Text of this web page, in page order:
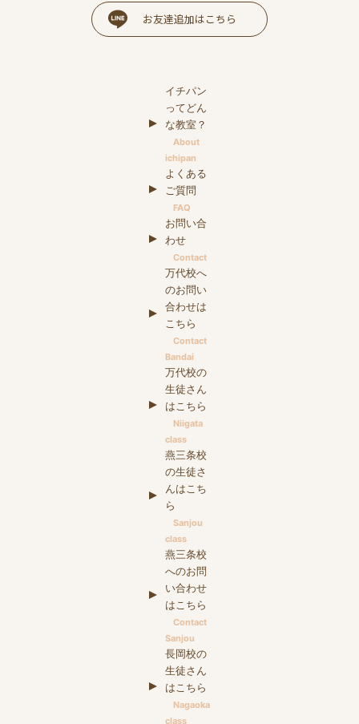
お友達追加はこちら
イチパン
ってどん
な教室？
About
ichipan
よくある
ご質問
FAQ
お問い合
わせ
Contact
万代校へ
のお問い
合わせは
こちら
Contact
Bandai
万代校の
生徒さん
はこちら
Niigata
class
燕三条校
の生徒さ
んはこち
ら
Sanjou
class
燕三条校
へのお問
い合わせ
はこちら
Contact
Sanjou
長岡校の
生徒さん
はこちら
Nagaoka
class